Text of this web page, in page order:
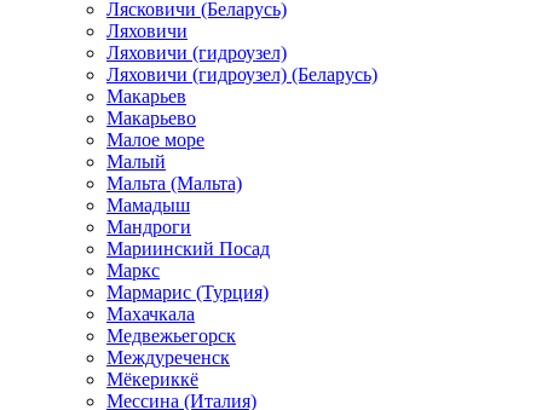
Лясковичи (Беларусь)
Ляховичи
Ляховичи (гидроузел)
Ляховичи (гидроузел) (Беларусь)
Макарьев
Макарьево
Малое море
Малый
Мальта (Мальта)
Мамадыш
Мандроги
Мариинский Посад
Маркс
Мармарис (Турция)
Махачкала
Медвежьегорск
Междуреченск
Мёкериккё
Мессина (Италия)